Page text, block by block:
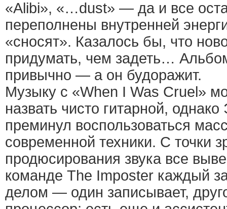
«Alibi», «…dust» — да и все
переполнены внутренней
«сносят». Казалось бы, что
придумать, чем задеть…
привычно — а он будоражит.
Музыку с «When I Was Cruel»
назвать чисто гитарной,
преминул воспользоваться
современной техники. C точки
продюсирования звука все
команде The Imposter каждый
делом — один записывает,